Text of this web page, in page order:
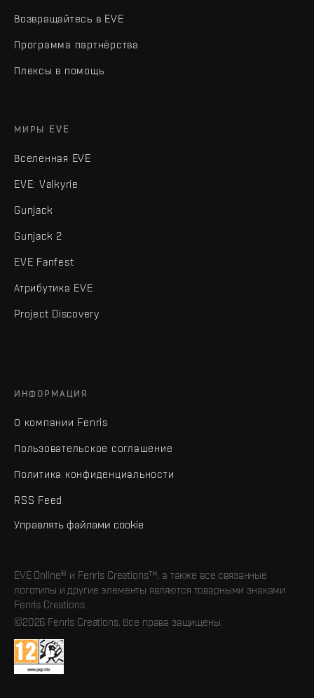
Возвращайтесь в EVE
Программа партнёрства
Плексы в помощь
МИРЫ EVE
Вселенная EVE
EVE: Valkyrie
Gunjack
Gunjack 2
EVE Fanfest
Атрибутика EVE
Project Discovery
ИНФОРМАЦИЯ
О компании Fenris
Пользовательское соглашение
Политика конфиденциальности
RSS Feed
Управлять файлами cookie
EVE Online® и Fenris Creations™, а также все связанные
логотипы и другие элементы являются товарными знаками
Fenris Creations.
©2026 Fenris Creations. Все права защищены.